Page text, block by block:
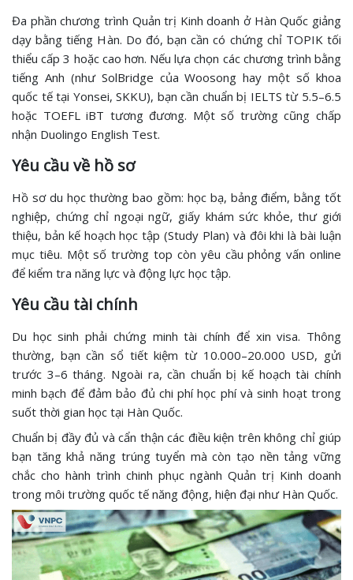
Đa phần chương trình Quản trị Kinh doanh ở Hàn Quốc giảng
dạy bằng tiếng Hàn. Do đó, bạn cần có chứng chỉ TOPIK tối
thiểu cấp 3 hoặc cao hơn. Nếu lựa chọn các chương trình bằng
tiếng Anh (như SolBridge của Woosong hay một số khoa
quốc tế tại Yonsei, SKKU), bạn cần chuẩn bị IELTS từ 5.5–6.5
hoặc TOEFL iBT tương đương. Một số trường cũng chấp
nhận Duolingo English Test.
Yêu cầu về hồ sơ
Hồ sơ du học thường bao gồm: học bạ, bảng điểm, bằng tốt
nghiệp, chứng chỉ ngoại ngữ, giấy khám sức khỏe, thư giới
thiệu, bản kế hoạch học tập (Study Plan) và đôi khi là bài luận
mục tiêu. Một số trường top còn yêu cầu phỏng vấn online
để kiểm tra năng lực và động lực học tập.
Yêu cầu tài chính
Du học sinh phải chứng minh tài chính để xin visa. Thông
thường, bạn cần sổ tiết kiệm từ 10.000–20.000 USD, gửi
trước 3–6 tháng. Ngoài ra, cần chuẩn bị kế hoạch tài chính
minh bạch để đảm bảo đủ chi phí học phí và sinh hoạt trong
suốt thời gian học tại Hàn Quốc.
Chuẩn bị đầy đủ và cẩn thận các điều kiện trên không chỉ giúp
bạn tăng khả năng trúng tuyển mà còn tạo nền tảng vững
chắc cho hành trình chinh phục ngành Quản trị Kinh doanh
trong môi trường quốc tế năng động, hiện đại như Hàn Quốc.